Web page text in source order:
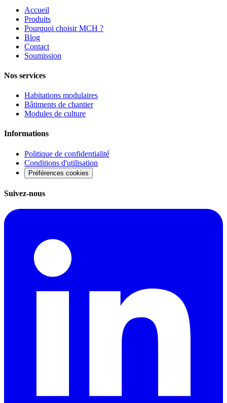
Accueil
Produits
Pourquoi choisir MCH ?
Blog
Contact
Soumission
Nos services
Habitations modulaires
Bâtiments de chantier
Modules de culture
Informations
Politique de confidentialité
Conditions d'utilisation
Préférences cookies
Suivez-nous